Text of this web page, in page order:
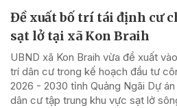
Đề xuất bố trí tái định cư
sạt lở tại xã Kon Braih
UBND xã Kon Braih vừa đề xuất
trí dân cư trong kế hoạch đầu tư
2026 - 2030 tỉnh Quảng Ngãi Dự
dân cư tập trung khu vực sạt lở